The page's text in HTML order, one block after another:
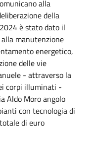
alla
della
è stato dato il
manutenzione
energetico,
delle vie
- attraverso la
corpi illuminati -
Aldo Moro angolo
con tecnologia di
di euro